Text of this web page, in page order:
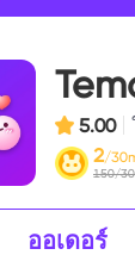
5.00
2/
150/
ออเดอร์